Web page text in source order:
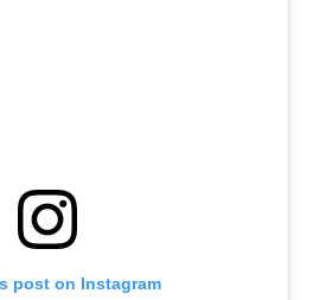
post on Instagram